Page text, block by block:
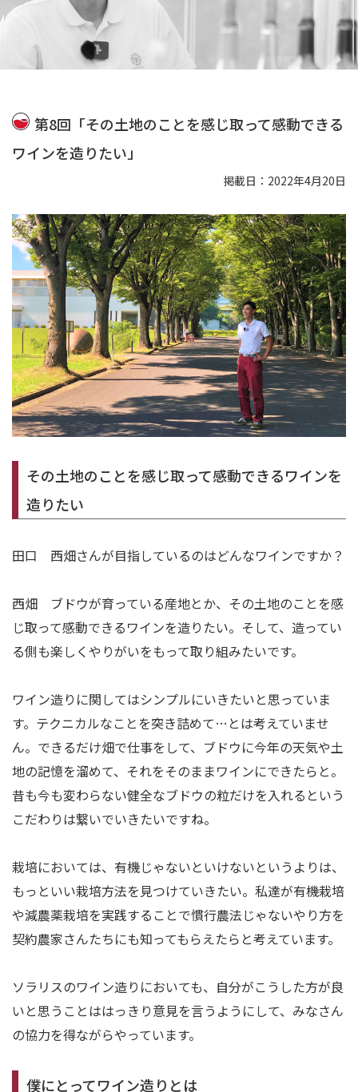
第8回「その土地のことを感じ取って感動できる
ワインを造りたい」
掲載日：2022年4月20日
その土地のことを感じ取って感動できるワインを
造りたい
田口 西畑さんが目指しているのはどんなワインですか？
西畑 ブドウが育っている産地とか、その土地のことを感
じ取って感動できるワインを造りたい。そして、造ってい
る側も楽しくやりがいをもって取り組みたいです。
ワイン造りに関してはシンプルにいきたいと思っていま
す。テクニカルなことを突き詰めて…とは考えていませ
ん。できるだけ畑で仕事をして、ブドウに今年の天気や土
地の記憶を溜めて、それをそのままワインにできたらと。
昔も今も変わらない健全なブドウの粒だけを入れるという
こだわりは繋いでいきたいですね。
栽培においては、有機じゃないといけないというよりは、
もっといい栽培方法を見つけていきたい。私達が有機栽培
や減農薬栽培を実践することで慣行農法じゃないやり方を
契約農家さんたちにも知ってもらえたらと考えています。
ソラリスのワイン造りにおいても、自分がこうした方が良
いと思うことははっきり意見を言うようにして、みなさん
の協力を得ながらやっています。
僕にとってワイン造りとは